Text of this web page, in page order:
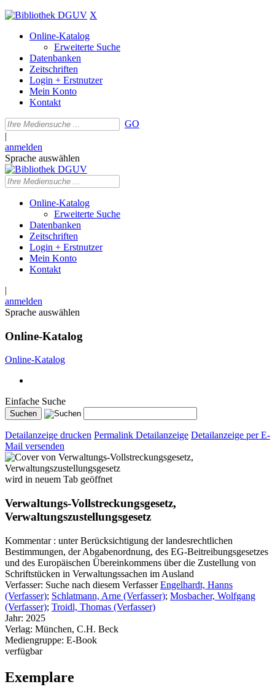
X
Online-Katalog
Erweiterte Suche
Datenbanken
Zeitschriften
Login + Erstnutzer
Mein Konto
Kontakt
GO
|
anmelden
Sprache auswählen
Online-Katalog
Erweiterte Suche
Datenbanken
Zeitschriften
Login + Erstnutzer
Mein Konto
Kontakt
|
anmelden
Sprache auswählen
Online-Katalog
Online-Katalog
Einfache Suche
Detailanzeige drucken Permalink Detailanzeige Detailanzeige per E-
Mail versenden
wird in neuem Tab geöffnet
Verwaltungs-Vollstreckungsgesetz,
Verwaltungszustellungsgesetz
Kommentar : unter Berücksichtigung der landesrechtlichen
Bestimmungen, der Abgabenordnung, des EG-Beitreibungsgesetzes
und des Europäischen Übereinkommens über die Zustellung von
Schriftstücken in Verwaltungssachen im Ausland
Verfasser: Suche nach diesem Verfasser Engelhardt, Hanns
(Verfasser); Schlatmann, Arne (Verfasser); Mosbacher, Wolfgang
(Verfasser); Troidl, Thomas (Verfasser)
Jahr: 2025
Verlag: München, C.H. Beck
Mediengruppe: E-Book
verfügbar
Exemplare